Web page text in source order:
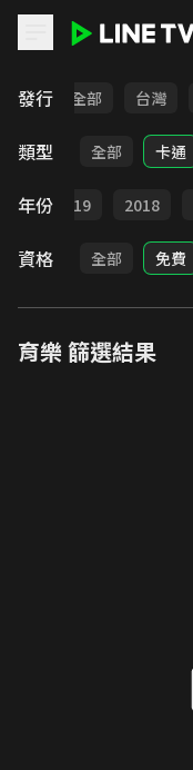
發行 全部 台灣
類型 全部 卡通
年份 2019 2018
資格 全部 免費
育樂篩選結果